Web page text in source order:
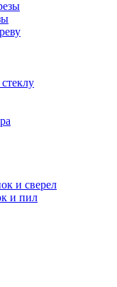
и сверел
и пил